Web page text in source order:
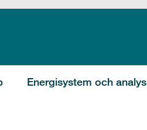
Energisystem och analys